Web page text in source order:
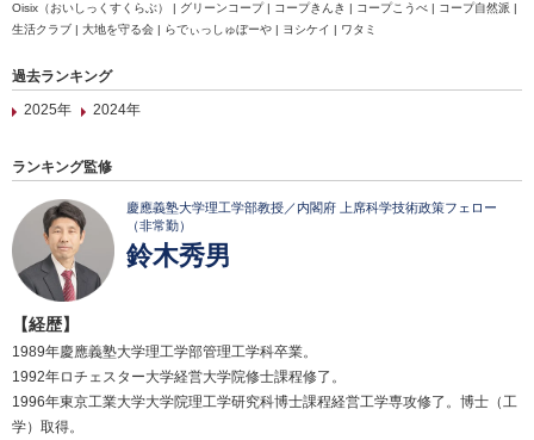
Oisix（おいしっくすくらぶ） | グリーンコープ | コープきんき | コープこうべ | コープ自然派 |
生活クラブ | 大地を守る会 | らでぃっしゅぼーや | ヨシケイ | ワタミ
過去ランキング
2025年
2024年
ランキング監修
慶應義塾大学理工学部教授／内閣府 上席科学技術政策フェロー
（非常勤）
鈴木秀男
【経歴】
1989年慶應義塾大学理工学部管理工学科卒業。
1992年ロチェスター大学経営大学院修士課程修了。
1996年東京工業大学大学院理工学研究科博士課程経営工学専攻修了。博士（工
学）取得。